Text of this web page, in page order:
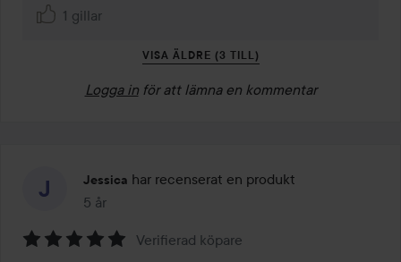
1 gillar
VISA ÄLDRE (3 TILL)
Logga in för att lämna en kommentar
Jessica har recenserat en produkt
5 år
Inlägget skapades 5 år
Verifierad köpare